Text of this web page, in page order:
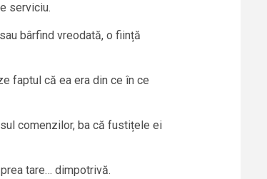
serviciu.
bârfind vreodată, o ființă
faptul că ea era din ce în ce
comenzilor, ba că fustițele ei
tare… dimpotrivă.